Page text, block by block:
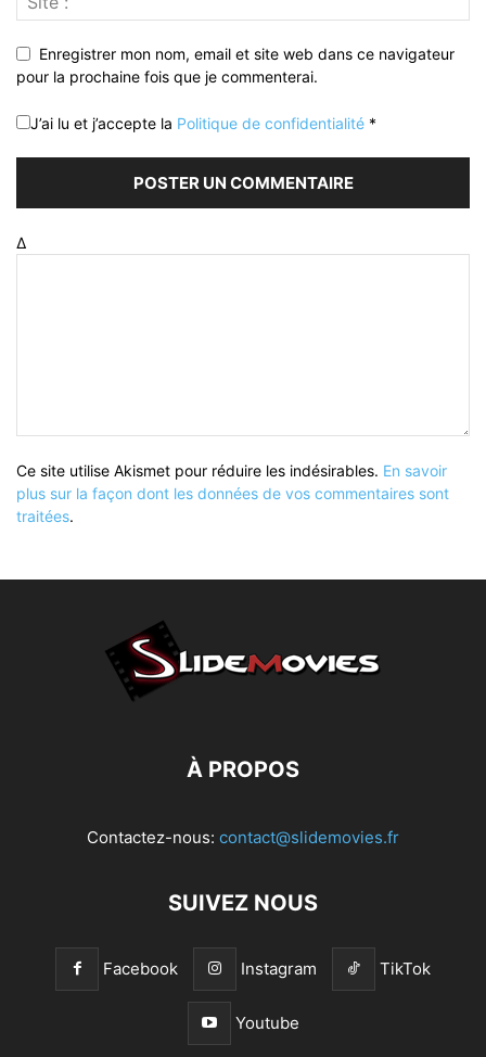
Enregistrer mon nom, email et site web dans ce navigateur
pour la prochaine fois que je commenterai.
J’ai lu et j’accepte la Politique de confidentialité *
Δ
Ce site utilise Akismet pour réduire les indésirables. En savoir
plus sur la façon dont les données de vos commentaires sont
traitées.
À PROPOS
Contactez-nous: contact@slidemovies.fr
SUIVEZ NOUS
Facebook Instagram TikTok
Youtube